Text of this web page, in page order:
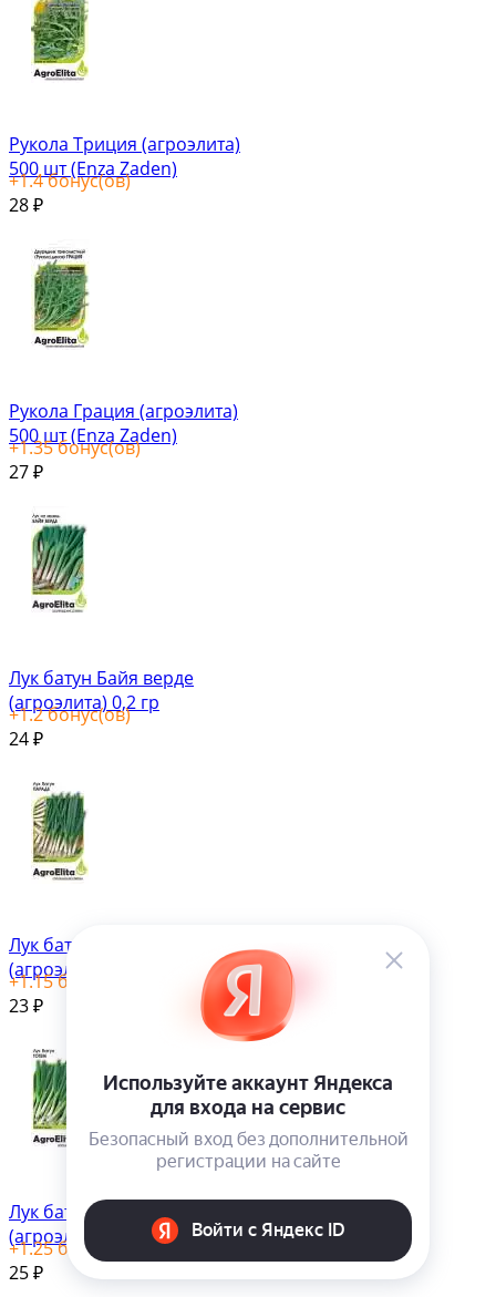
Рукола Триция (агроэлита)
500 шт (Enza Zaden)
+1.4бонус(ов)
28 ₽
Рукола Грация (агроэлита)
500 шт (Enza Zaden)
+1.35бонус(ов)
27 ₽
Лук батун Байя верде
(агроэлита) 0,2 гр
+1.2бонус(ов)
24 ₽
Лук батун Параде
(агроэлита) 0,2гр
+1.15бонус(ов)
23 ₽
Лук батун Тотем
(агроэлита) 0,5 гр
+1.25бонус(ов)
25 ₽